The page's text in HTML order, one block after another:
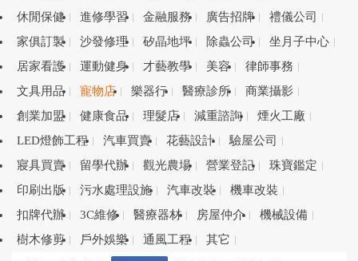
休閒保健
進修學習 金融服務 廣告招牌
禮儀公司
家俱訂製
沙發修理 矽晶地坪 除蟲公司
坐月子中心
居家看護
運動健身 才藝教學 美容
律師事務
文具用品
寵物店 樂器行 醫療診所
商業攝影
創業加盟
健康食品 理髮店 減重諮詢
煙火工廠
LED燈飾工程
汽車買賣 花藝設計
驗屋公司
寢具買賣
留學代辦 觀光農場 營業登記
珠寶鑑定
印刷出版
污水處理設施 汽車改裝
機車改裝
扣牌代辦
3C維修 醫療器材 房屋仲介
機械設備
樹木修剪
戶外娛樂 通風工程 其它